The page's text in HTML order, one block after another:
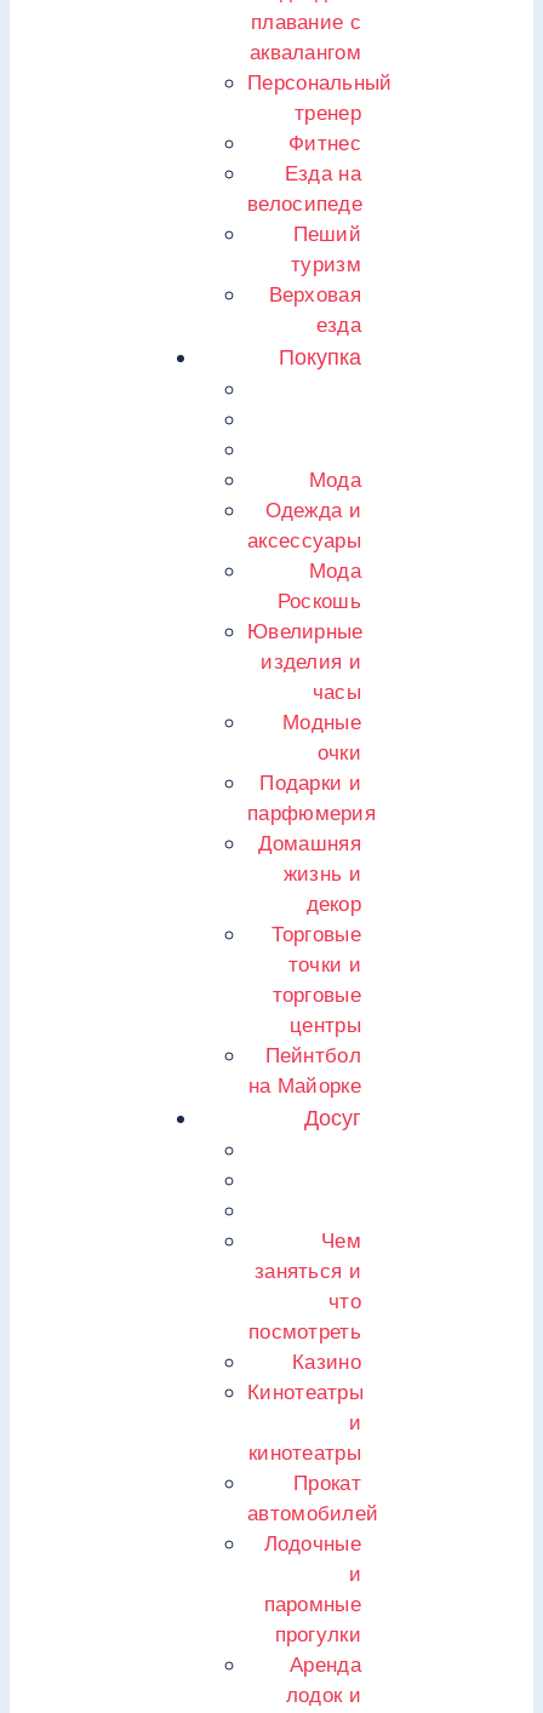
плавание с
аквалангом
Персональный
тренер
Фитнес
Езда на
велосипеде
Пеший
туризм
Верховая
езда
Покупка
Мода
Одежда и
аксессуары
Мода
Роскошь
Ювелирные
изделия и
часы
Модные
очки
Подарки и
парфюмерия
Домашняя
жизнь и
декор
Торговые
точки и
торговые
центры
Пейнтбол
на Майорке
Досуг
Чем
заняться и
что
посмотреть
Казино
Кинотеатры
и
кинотеатры
Прокат
автомобилей
Лодочные
и
паромные
прогулки
Аренда
лодок и